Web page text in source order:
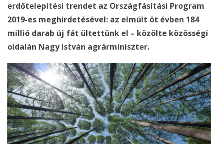
erdőtelepítési trendet az Országfásítási Program
2019-es meghirdetésével: az elmúlt öt évben 184
millió darab új fát ültettünk el – közölte közösségi
oldalán Nagy István agrárminiszter.